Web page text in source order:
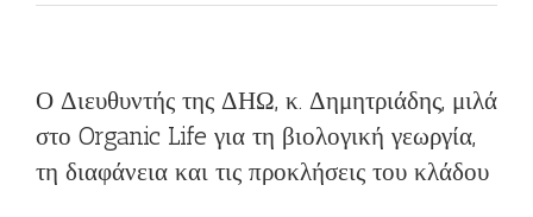
Ο Διευθυντής της ΔΗΩ, κ. Δημητριάδης, μιλά
στο Organic Life για τη βιολογική γεωργία,
τη διαφάνεια και τις προκλήσεις του κλάδου